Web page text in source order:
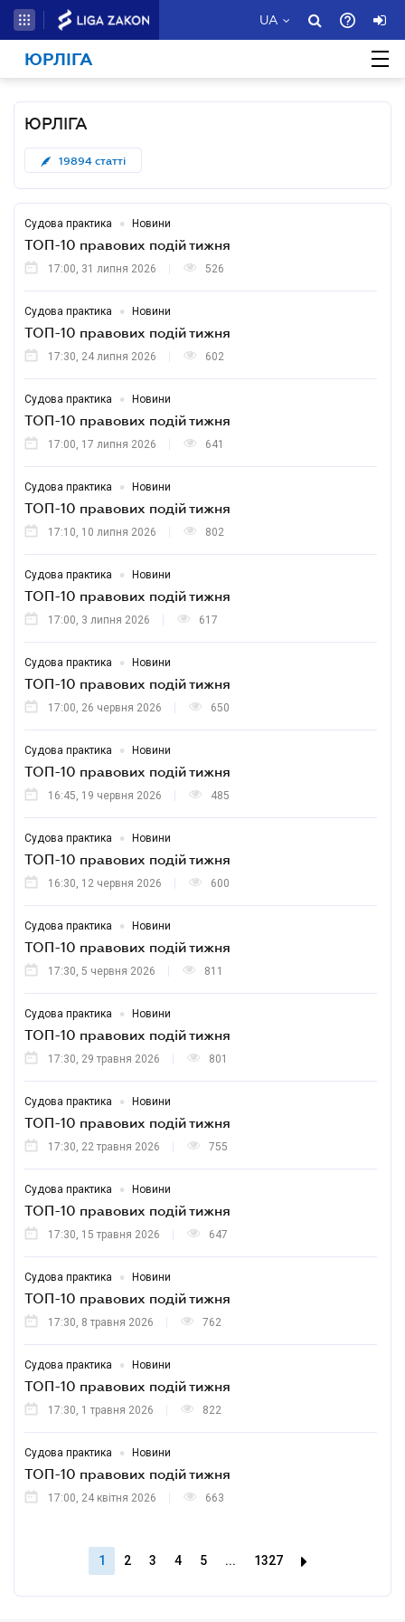
UA
ЮРЛІГА
ЮРЛІГА
19894 статті
Судова практика • Новини
ТОП-10 правових подій тижня
17:00, 31 липня 2026 526
Судова практика • Новини
ТОП-10 правових подій тижня
17:30, 24 липня 2026 602
Судова практика • Новини
ТОП-10 правових подій тижня
17:00, 17 липня 2026 641
Судова практика • Новини
ТОП-10 правових подій тижня
17:10, 10 липня 2026 802
Судова практика • Новини
ТОП-10 правових подій тижня
17:00, 3 липня 2026 617
Судова практика • Новини
ТОП-10 правових подій тижня
17:00, 26 червня 2026 650
Судова практика • Новини
ТОП-10 правових подій тижня
16:45, 19 червня 2026 485
Судова практика • Новини
ТОП-10 правових подій тижня
16:30, 12 червня 2026 600
Судова практика • Новини
ТОП-10 правових подій тижня
17:30, 5 червня 2026 811
Судова практика • Новини
ТОП-10 правових подій тижня
17:30, 29 травня 2026 801
Судова практика • Новини
ТОП-10 правових подій тижня
17:30, 22 травня 2026 755
Судова практика • Новини
ТОП-10 правових подій тижня
17:30, 15 травня 2026 647
Судова практика • Новини
ТОП-10 правових подій тижня
17:30, 8 травня 2026 762
Судова практика • Новини
ТОП-10 правових подій тижня
17:30, 1 травня 2026 822
Судова практика • Новини
ТОП-10 правових подій тижня
17:00, 24 квітня 2026 663
1 2 3 4 5 ... 1327